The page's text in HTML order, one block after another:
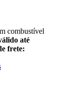
combustível
até
frete: